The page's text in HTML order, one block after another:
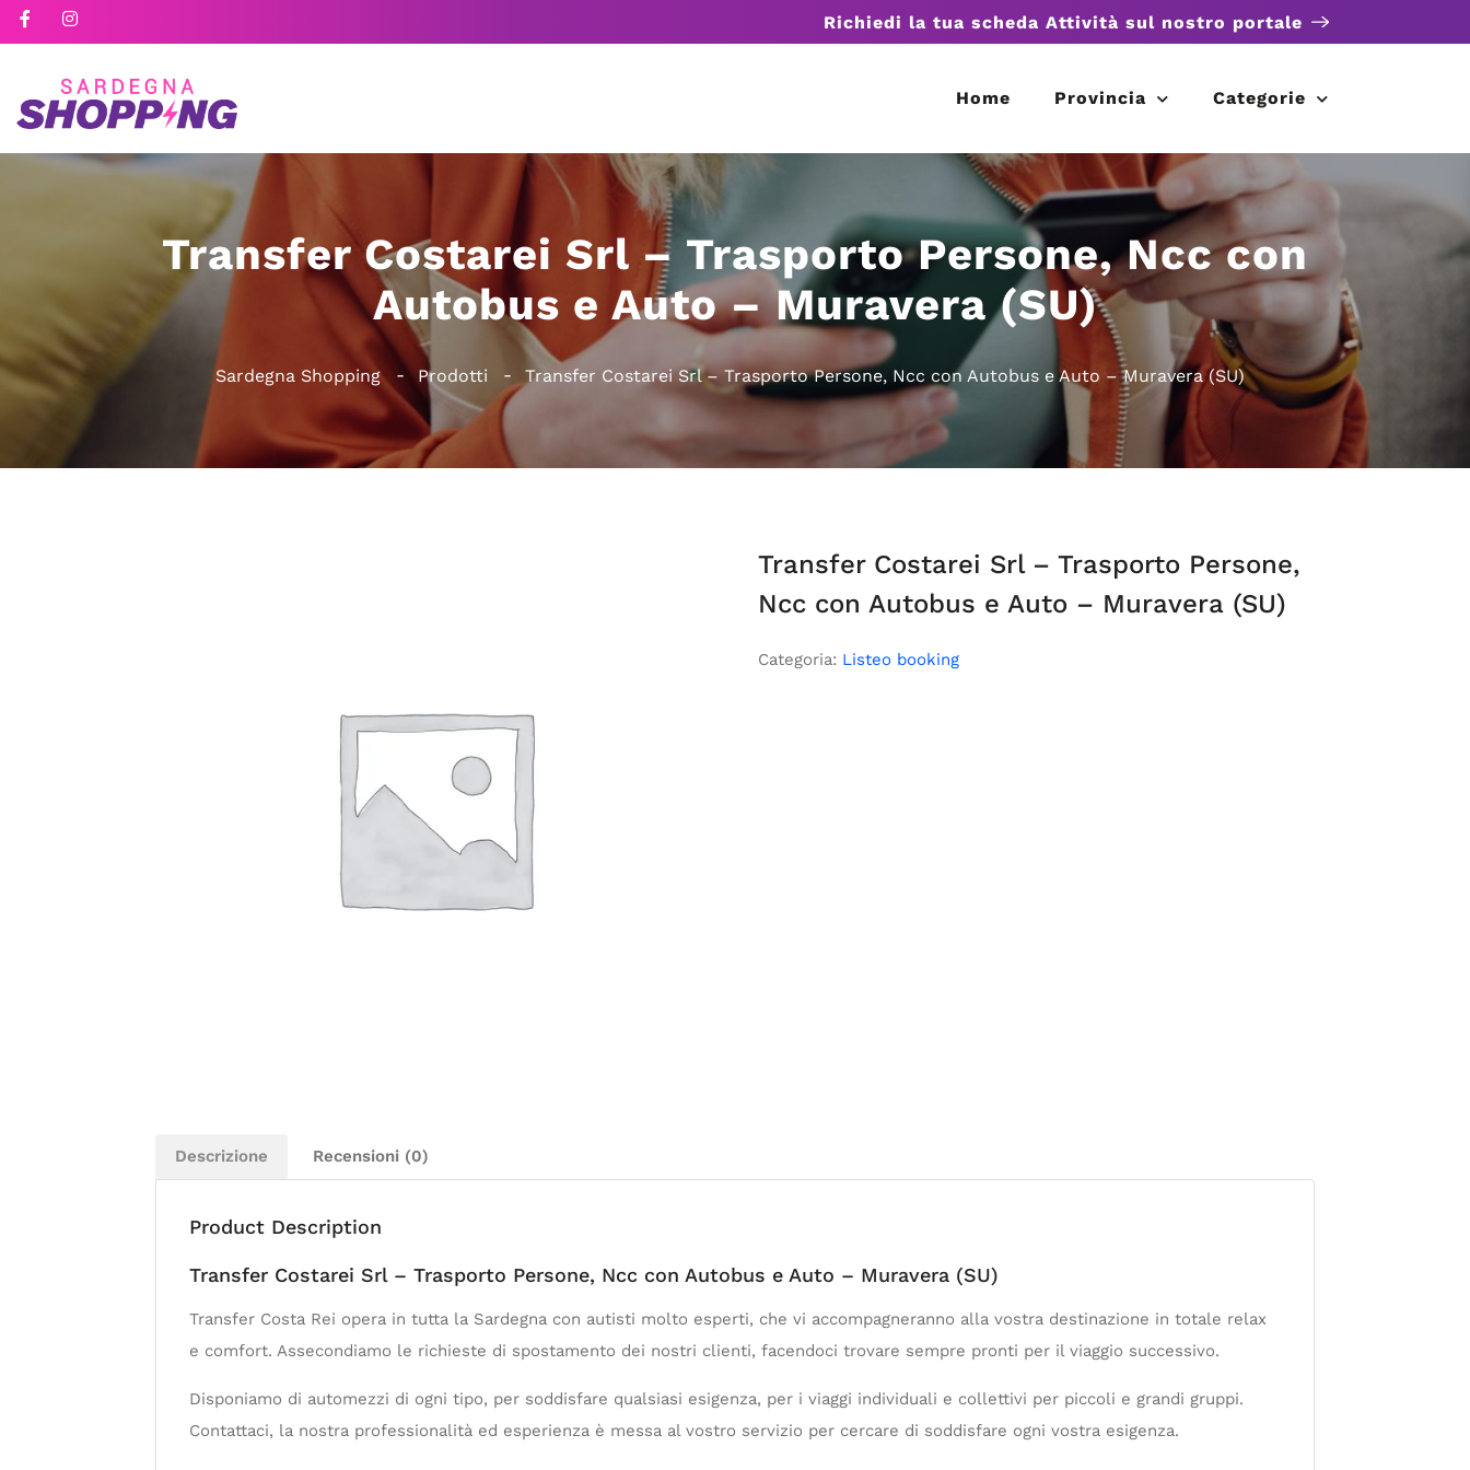
Richiedi la tua scheda Attività sul nostro portale
Home Provincia Categorie
Transfer Costarei Srl – Trasporto Persone, Ncc con
Autobus e Auto – Muravera (SU)
Sardegna Shopping Prodotti Transfer Costarei Srl – Trasporto Persone, Ncc con Autobus e Auto – Muravera (SU)
Transfer Costarei Srl – Trasporto Persone,
Ncc con Autobus e Auto – Muravera (SU)
Categoria: Listeo booking
Descrizione Recensioni (0)
Product Description
Transfer Costarei Srl – Trasporto Persone, Ncc con Autobus e Auto – Muravera (SU)
Transfer Costa Rei opera in tutta la Sardegna con autisti molto esperti, che vi accompagneranno alla vostra destinazione in totale relax
e comfort. Assecondiamo le richieste di spostamento dei nostri clienti, facendoci trovare sempre pronti per il viaggio successivo.
Disponiamo di automezzi di ogni tipo, per soddisfare qualsiasi esigenza, per i viaggi individuali e collettivi per piccoli e grandi gruppi.
Contattaci, la nostra professionalità ed esperienza è messa al vostro servizio per cercare di soddisfare ogni vostra esigenza.